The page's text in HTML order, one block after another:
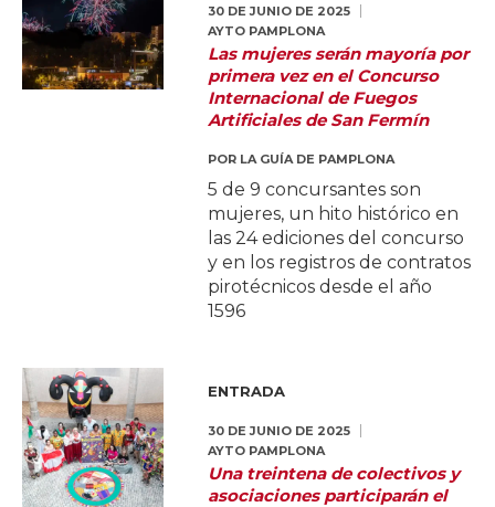
30 DE JUNIO DE 2025
AYTO PAMPLONA
Las mujeres serán mayoría por
primera vez en el Concurso
Internacional de Fuegos
Artificiales de San Fermín
POR LA GUÍA DE PAMPLONA
5 de 9 concursantes son
mujeres, un hito histórico en
las 24 ediciones del concurso
y en los registros de contratos
pirotécnicos desde el año
1596
ENTRADA
30 DE JUNIO DE 2025
AYTO PAMPLONA
Una treintena de colectivos y
asociaciones participarán el